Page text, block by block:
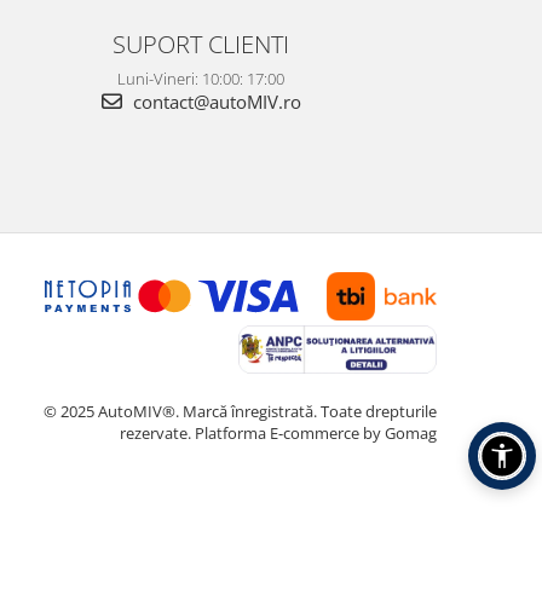
SUPORT CLIENTI
Luni-Vineri: 10:00: 17:00
contact@autoMIV.ro
© 2025 AutoMIV®. Marcă înregistrată. Toate drepturile
rezervate. Platforma E-commerce by Gomag